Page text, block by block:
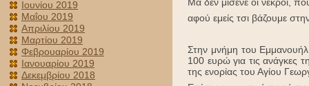
Ιουνίου 2019
Μαΐου 2019
Απριλίου 2019
Μαρτίου 2019
Φεβρουαρίου 2019
Ιανουαρίου 2019
Δεκεμβρίου 2018
Μα δεν μισένε οι νεκροί,
αφού εμείς τσι βάζουμε
Στην μνήμη του
100 ευρώ για τις ανάγκες
της ενορίας του Αγίου